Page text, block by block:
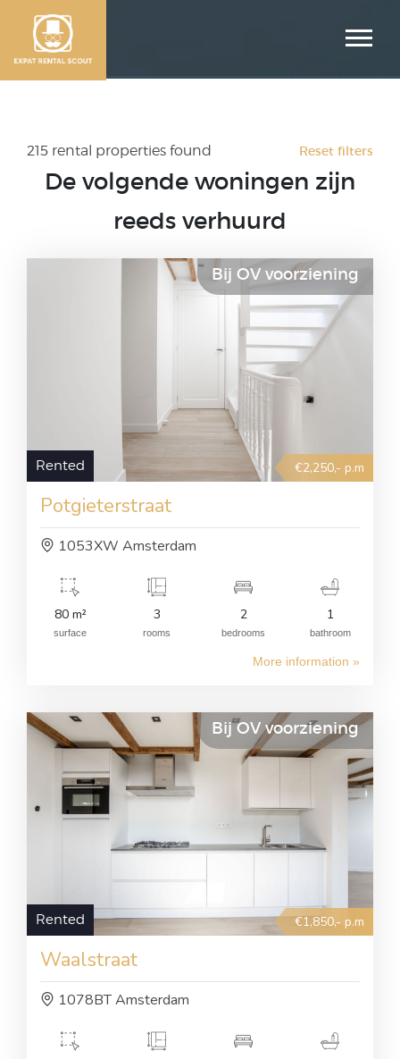
215 rental properties found Reset filters
De volgende woningen zijn
reeds verhuurd
Bij OV voorziening
Rented €2,250,- p.m
Potgieterstraat
1053XW Amsterdam
80 m²
surface
3
rooms
2
bedrooms
1
bathroom
More information »
Bij OV voorziening
Rented €1,850,- p.m
Waalstraat
1078BT Amsterdam